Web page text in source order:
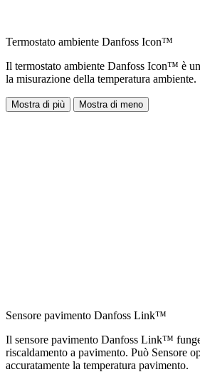
Termostato ambiente Danfoss Icon™
Il termostato ambiente Danfoss Icon™ è
la misurazione della temperatura ambiente.
Mostra di più Mostra di meno
Sensore pavimento Danfoss Link™
Il sensore pavimento Danfoss Link™
riscaldamento a pavimento. Può Sensore
accuratamente la temperatura pavimento.